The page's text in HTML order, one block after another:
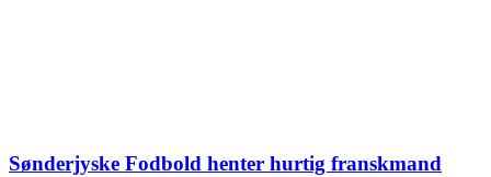
Sønderjyske Fodbold henter hurtig franskmand